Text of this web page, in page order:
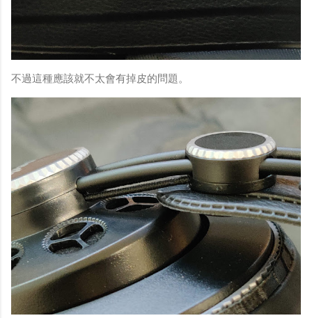
不過這種應該就不太會有掉皮的問題。